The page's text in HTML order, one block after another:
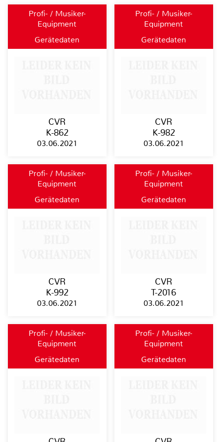
Profi- / Musiker-
Equipment
Gerätedaten
CVR
K-862
03.06.2021
Profi- / Musiker-
Equipment
Gerätedaten
CVR
K-982
03.06.2021
Profi- / Musiker-
Equipment
Gerätedaten
CVR
K-992
03.06.2021
Profi- / Musiker-
Equipment
Gerätedaten
CVR
T-2016
03.06.2021
Profi- / Musiker-
Equipment
Gerätedaten
Profi- / Musiker-
Equipment
Gerätedaten